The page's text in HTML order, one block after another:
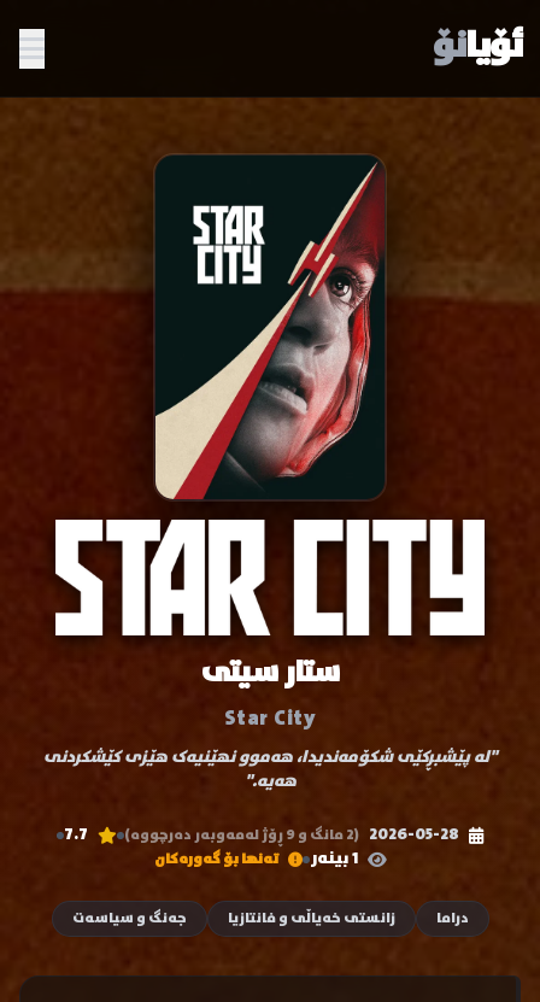
ئۆیانۆ
ستار سیتی
Star City
"لە پێشبڕکێی شکۆمەندیدا، هەموو نهێنیەک هێزی کێشکردنی
هەیە."
2026-05-28 (2 مانگ و 9 ڕۆژ لەمەوبەر دەرچووە)
7.7
1 بینەر
تەنها بۆ گەورەکان
دراما زانستی خەیاڵی و فانتازیا جەنگ و سیاسەت